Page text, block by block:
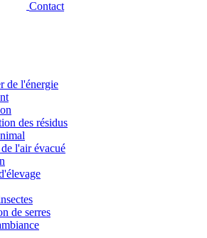
Contact
de l'énergie
des résidus
l'air évacué
de serres